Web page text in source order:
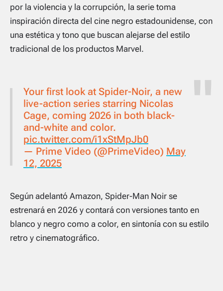
por la violencia y la corrupción, la serie toma
inspiración directa del cine negro estadounidense, con
una estética y tono que buscan alejarse del estilo
tradicional de los productos Marvel.
Your first look at Spider-Noir, a new
live-action series starring Nicolas
Cage, coming 2026 in both black-
and-white and color.
pic.twitter.com/i1xStMpJb0
— Prime Video (@PrimeVideo) May
12, 2025
Según adelantó Amazon, Spider-Man Noir se
estrenará en 2026 y contará con versiones tanto en
blanco y negro como a color, en sintonía con su estilo
retro y cinematográfico.